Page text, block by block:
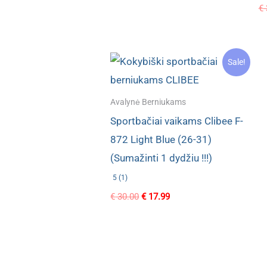
€
Sale!
Avalynė Berniukams
Sportbačiai vaikams Clibee F-
872 Light Blue (26-31)
(Sumažinti 1 dydžiu !!!)
5 (1)
€30.00 Original
€17.99Current